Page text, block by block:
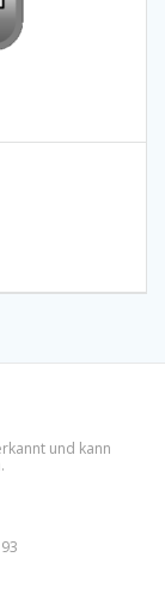
und kann